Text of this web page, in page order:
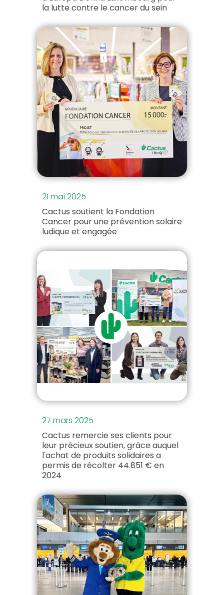
la lutte contre le cancer du sein
21 mai 2025
Cactus soutient la Fondation
Cancer pour une prévention solaire
ludique et engagée
27 mars 2025
Cactus remercie ses clients pour
leur précieux soutien, grâce auquel
l'achat de produits solidaires a
permis de récolter 44.851 € en
2024